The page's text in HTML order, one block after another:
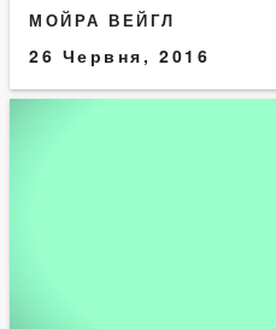
МОЙРА ВЕЙГЛ
26 Червня, 2016